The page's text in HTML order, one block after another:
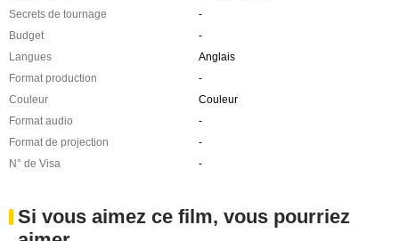
Secrets de tournage
-
Budget
-
Langues
Anglais
Format production
-
Couleur
Couleur
Format audio
-
Format de projection
-
N° de Visa
-
Si vous aimez ce film, vous pourriez